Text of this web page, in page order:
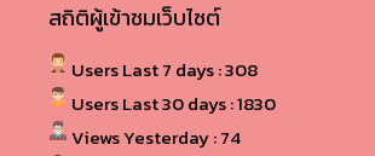
สถิติผู้เข้าชมเว็บไซต์
Users Last 7 days : 308
Users Last 30 days : 1830
Views Yesterday : 74